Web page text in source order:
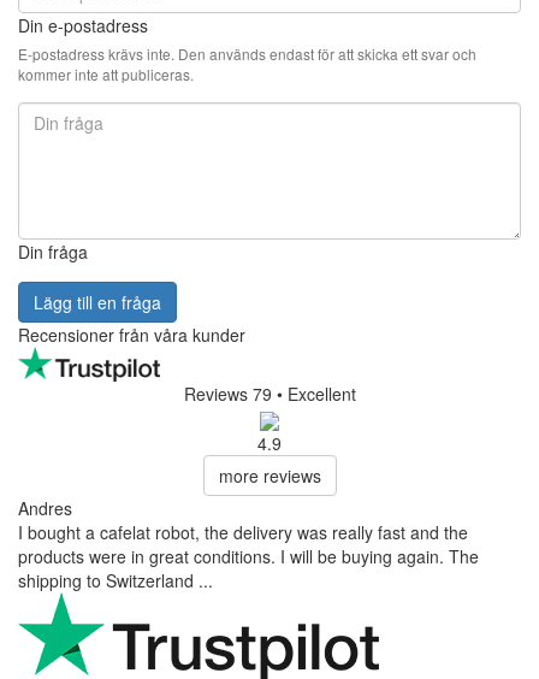
Din e-postadress
E-postadress krävs inte. Den används endast för att skicka ett svar och
kommer inte att publiceras.
Din fråga
Lägg till en fråga
Recensioner från våra kunder
Reviews 79 • Excellent
4.9
more reviews
Andres
I bought a cafelat robot, the delivery was really fast and the
products were in great conditions. I will be buying again. The
shipping to Switzerland ...